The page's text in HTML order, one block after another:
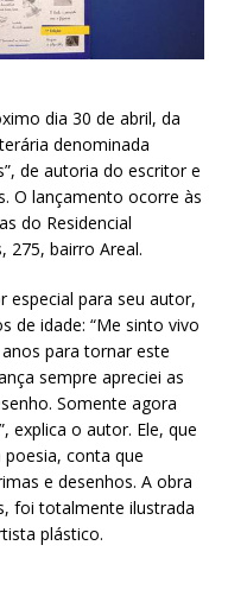
dia 30 de abril, da
denominada
de autoria do escritor e
O lançamento ocorre às
do Residencial
275, bairro Areal.
especial para seu autor,
de idade: “Me sinto vivo
para tornar este
sempre apreciei as
Somente agora
explica o autor. Ele, que
conta que
e desenhos. A obra
foi totalmente ilustrada
plástico.